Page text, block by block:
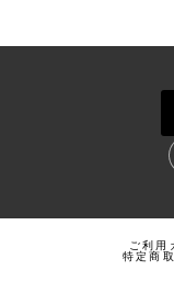
ご利用
特定商